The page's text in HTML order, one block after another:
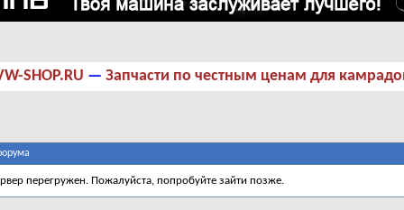
SHOP.RU — Запчасти по честным ценам для
перегружен. Пожалуйста, попробуйте зайти позже.